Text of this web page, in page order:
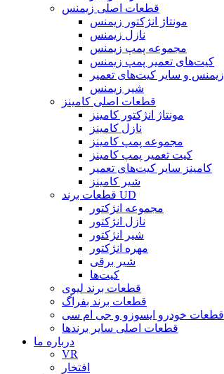
قطعات اصلی زیمنس
مونتاژ انژکتور زیمنس
نازل زیمنس
مجموعه پمپ زیمنس
کیت‌های تعمیر پمپ زیمنس
زیمنس و سایر کیت‌های تعمیر
شیر زیمنس
قطعات اصلی کامینز
مونتاژ انژکتور کامینز
نازل کامینز
مجموعه پمپ کامینز
کیت تعمیر پمپ کامینز
کامینز سایر کیت‌های تعمیر
شیر کامینز
قطعات برند UD
مجموعه انژکتور
نازل انژکتور
شیر انژکتور
مهره انژکتور
شیر برقی
کیت‌ها
قطعات برند لیوی
قطعات برند بفراگ
قطعات خودرو ایسوزو و جی ام سی
قطعات اصلی سایر برندها
درباره ما
VR
افتخار